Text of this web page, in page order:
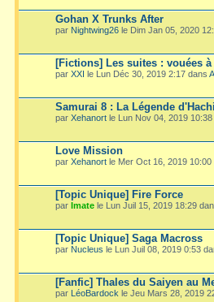
Gohan X Trunks After
par Nightwing26 le Dim Jan 05, 2020
[Fictions] Les suites : vouées
par XXI le Lun Déc 30, 2019 2:17 dans
Samurai 8 : La Légende
par Xehanort le Lun Nov 04, 2019
Love Mission
par Xehanort le Mer Oct 16, 2019
[Topic Unique] Fire Force
par Imate le Lun Juil 15, 2019 18:29
[Topic Unique] Saga Macross
par Nucleus le Lun Juil 08, 2019 0:53
[Fanfic] Thales du Saiyen au
par LéoBardock le Jeu Mars 28, 2019